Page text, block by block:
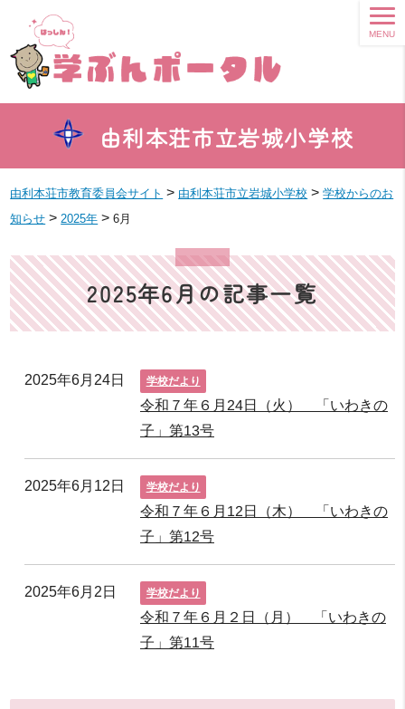
由利本荘市立岩城小学校
MENU
由利本荘市教育委員会サイト > 由利本荘市立岩城小学校 >学校からのお
知らせ > 2025年 >6月
2025年6月の記事一覧
2025年6月24日 学校だより
令和７年６月24日（火） 「いわきの
子」第13号
2025年6月12日 学校だより
令和７年６月12日（木） 「いわきの
子」第12号
2025年6月2日 学校だより
令和７年６月２日（月） 「いわきの
子」第11号